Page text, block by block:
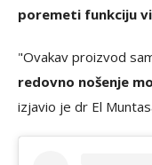
poremeti funkciju
"Ovakav proizvod
redovno nošenje
izjavio je dr El